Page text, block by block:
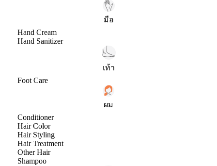
มือ
Hand Cream
Hand Sanitizer
เท้า
Foot Care
ผม
Conditioner
Hair Color
Hair Styling
Hair Treatment
Other Hair
Shampoo